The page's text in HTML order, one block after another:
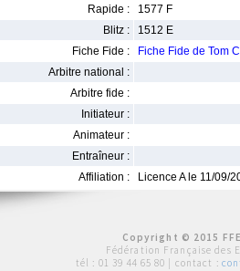
Rapide :
1577 F
Blitz :
1512 E
Fiche Fide :
Fiche Fide de Tom
Arbitre national :
Arbitre fide :
Initiateur :
Animateur :
Entraîneur :
Affiliation :
Licence A le 11/09/
Copyright © 2015
Fédération Française des
tél : 01 39 44 65 80 | contact :